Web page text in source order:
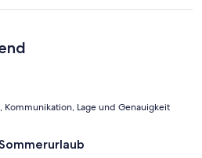
Kommunikation, Lage und Genauigkeit